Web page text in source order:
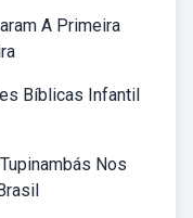
A Primeira
Bíblicas Infantil
Nos